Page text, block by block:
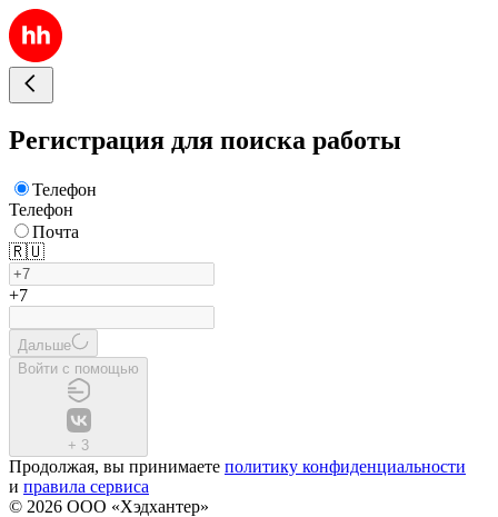
Регистрация для поиска работы
Телефон
Телефон
Почта
🇷🇺
+7
Дальше
Войти с помощью
+ 3
Продолжая, вы принимаете политику конфиденциальности
и правила сервиса
© 2026 ООО «Хэдхантер»